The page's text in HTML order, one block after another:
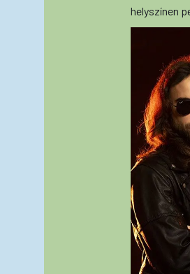
helyszínen